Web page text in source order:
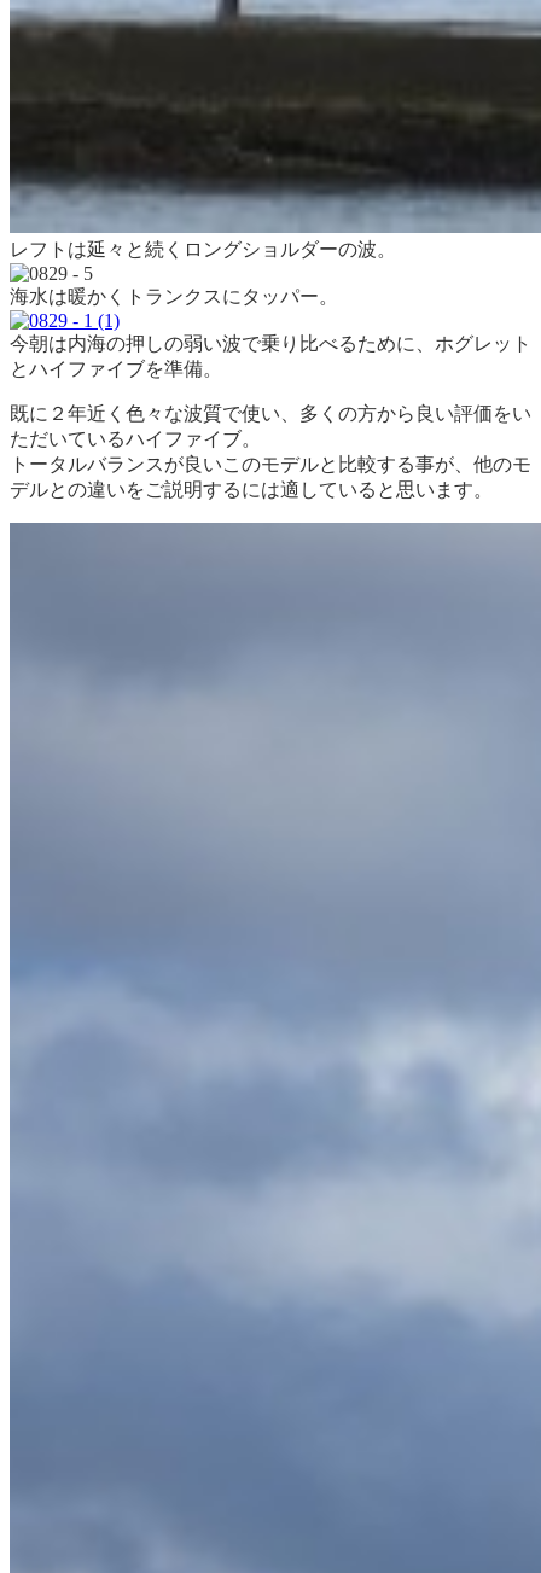
レフトは延々と続くロングショルダーの波。
海水は暖かくトランクスにタッパー。
今朝は内海の押しの弱い波で乗り比べるために、ホグレット
とハイファイブを準備。
既に２年近く色々な波質で使い、多くの方から良い評価をい
ただいているハイファイブ。
トータルバランスが良いこのモデルと比較する事が、他のモ
デルとの違いをご説明するには適していると思います。